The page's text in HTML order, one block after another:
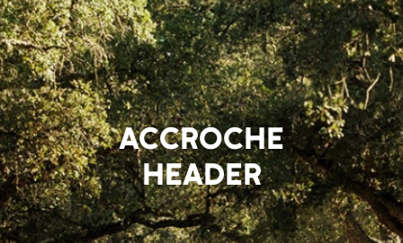
ACCROCHE
HEADER